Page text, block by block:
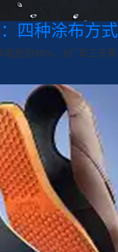
四种涂布方
跑到98%，B厂却三天